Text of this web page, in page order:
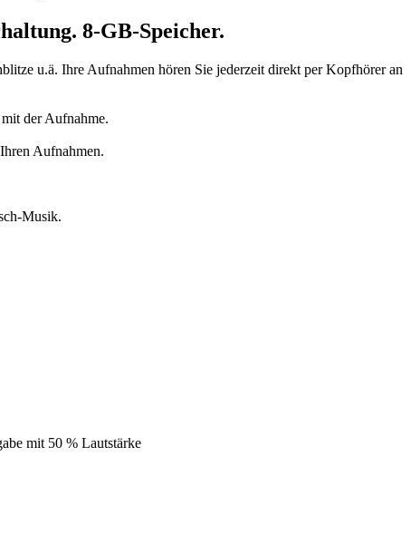
8-GB-Speicher.
u.ä. Ihre Aufnahmen hören Sie jederzeit direkt per Kopfhörer an
der Aufnahme.
Aufnahmen.
Musik.
mit 50 % Lautstärke